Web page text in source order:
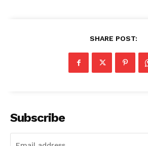
SHARE POST:
Subscribe